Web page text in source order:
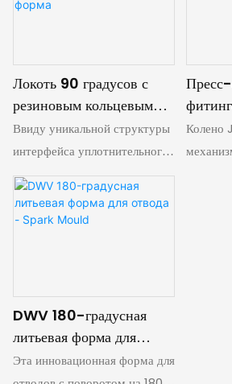
цилиндром, а другой
Локоть 90 градусов с
резиновым кольцевым
портом - искрывающая
форма
Ввиду уникальной структуры
интерфейса уплотнительного
кольца на одном конце локоть
90 градусов мы
инновационно приняли два
ПВХ J
для
Колено
DWV 180-градусная
литьевая форма для
отвода - Spark Mould
Эта инновационная форма для